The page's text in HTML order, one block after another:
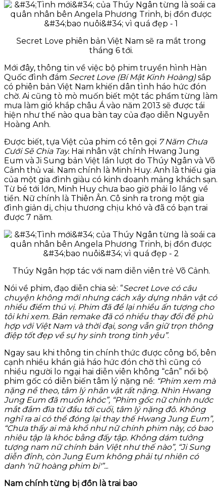
Secret Love phiên bản Việt Nam sẽ ra mắt trong
tháng 6 tới.
Mới đây, thông tin về việc bộ phim truyền hình Hàn
Quốc đình đám Secret Love (Bí Mật Kinh Hoàng)sắp
có phiên bản Việt Nam khiến dân tình háo hức đón
chờ. Ai cũng tò mò muốn biết một tác phẩm từng làm
mưa làm gió khắp châu Á vào năm 2013 sẽ được tái
hiện như thế nào qua bàn tay của đạo diễn Nguyễn
Hoàng Anh.
Được biết, tựa Việt của phim có tên gọi 7 Năm Chưa
Cưới Sẽ Chia Tay. Hai nhân vật chính Hwang Jung
Eum và Ji Sung bản Việt lần lượt do Thúy Ngân và Võ
Cảnh thủ vai. Nam chính là Minh Huy. Anh là thiếu gia
của một gia đình giàu có kinh doanh mảng khách sạn.
Từ bé tới lớn, Minh Huy chưa bao giờ phải lo lắng về
tiền. Nữ chính là Thiên Ân. Cô sinh ra trong một gia
đình giản dị, chịu thương chịu khó và đã có bạn trai
được 7 năm.
Thúy Ngân hợp tác với nam diễn viên trẻ Võ Cảnh.
Nói về phim, đạo diễn chia sẻ: “Secret Love có câu
chuyện không mới nhưng cách xây dựng nhân vật có
nhiều điểm thú vị. Phim đã để lại nhiều ấn tượng cho
tôi khi xem. Bản remake đã có nhiều thay đổi để phù
hợp với Việt Nam và thời đại, song vẫn giữ trọn thông
điệp tốt đẹp về sự hy sinh trong tình yêu”.
Ngay sau khi thông tin chính thức được công bố, bên
cạnh nhiều khán giả háo hức đón chờ thì cũng có
nhiều người lo ngại hai diễn viên không “cân” nổi bộ
phim gốc có diễn biến tâm lý nặng nề: “Phim xem mà
nặng nề theo, tâm lý nhân vật rất nặng. Nhìn Hwang
Jung Eum đã muốn khóc”, “Phim gốc nữ chính nước
mắt đầm đìa từ đầu tới cuối, tâm lý nặng đô. Không
nghĩ ra ai có thể đóng lại thay thế Hwang Jung Eum”,
“Chưa thấy ai mà khổ như nữ chính phim này, có bao
nhiêu tập là khóc bằng đấy tập. Không dám tưởng
tượng nam nữ chính bản Việt như thế nào”, “Ji Sung
diễn đỉnh, còn Jung Eum không phải tự nhiên có
danh ‘nữ hoàng phim bi'”...
Nam chính từng bị đồn là trai bao